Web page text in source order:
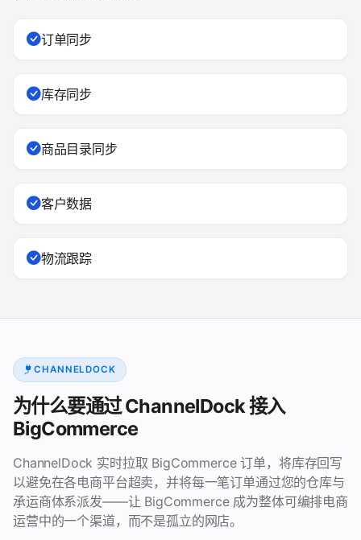
订单同步
库存同步
商品目录同步
客户数据
物流跟踪
CHANNELDOCK
为什么要通过 ChannelDock 接入
BigCommerce
ChannelDock 实时拉取 BigCommerce 订单，将库存回写
以避免在各电商平台超卖，并将每一笔订单通过您的仓库与
承运商体系派发——让 BigCommerce 成为整体可编排电商
运营中的一个渠道，而不是孤立的网店。